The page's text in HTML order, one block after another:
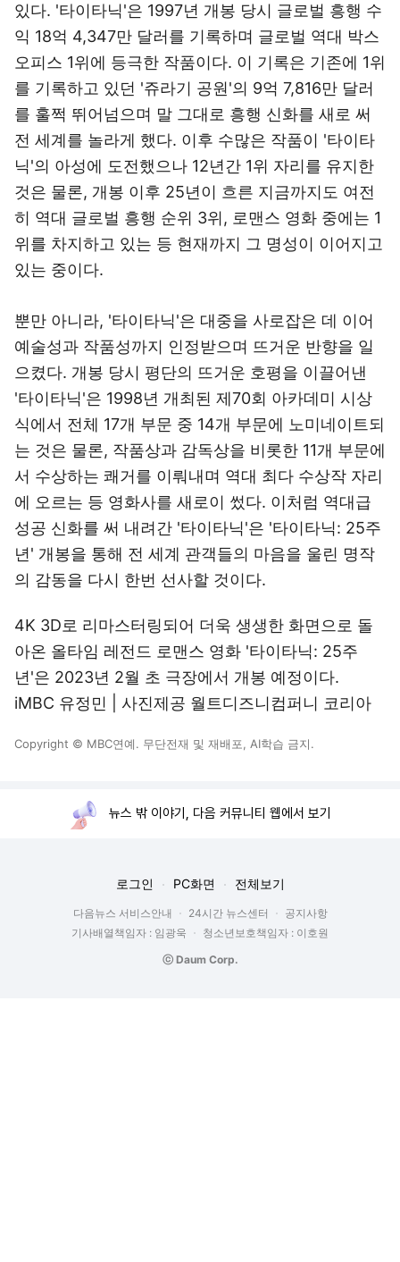
있다. '타이타닉'은 1997년 개봉 당시 글로벌 흥행 수
익 18억 4,347만 달러를 기록하며 글로벌 역대 박스
오피스 1위에 등극한 작품이다. 이 기록은 기존에 1위
를 기록하고 있던 '쥬라기 공원'의 9억 7,816만 달러
를 훌쩍 뛰어넘으며 말 그대로 흥행 신화를 새로 써
전 세계를 놀라게 했다. 이후 수많은 작품이 '타이타
닉'의 아성에 도전했으나 12년간 1위 자리를 유지한
것은 물론, 개봉 이후 25년이 흐른 지금까지도 여전
히 역대 글로벌 흥행 순위 3위, 로맨스 영화 중에는 1
위를 차지하고 있는 등 현재까지 그 명성이 이어지고
있는 중이다.
뿐만 아니라, '타이타닉'은 대중을 사로잡은 데 이어
예술성과 작품성까지 인정받으며 뜨거운 반향을 일
으켰다. 개봉 당시 평단의 뜨거운 호평을 이끌어낸
'타이타닉'은 1998년 개최된 제70회 아카데미 시상
식에서 전체 17개 부문 중 14개 부문에 노미네이트되
는 것은 물론, 작품상과 감독상을 비롯한 11개 부문에
서 수상하는 쾌거를 이뤄내며 역대 최다 수상작 자리
에 오르는 등 영화사를 새로이 썼다. 이처럼 역대급
성공 신화를 써 내려간 '타이타닉'은 '타이타닉: 25주
년' 개봉을 통해 전 세계 관객들의 마음을 울린 명작
의 감동을 다시 한번 선사할 것이다.
4K 3D로 리마스터링되어 더욱 생생한 화면으로 돌
아온 올타임 레전드 로맨스 영화 '타이타닉: 25주
년'은 2023년 2월 초 극장에서 개봉 예정이다.
iMBC 유정민 | 사진제공 월트디즈니컴퍼니 코리아
Copyright © MBC연예. 무단전재 및 재배포, AI학습 금지.
뉴스 밖 이야기, 다음 커뮤니티 웹에서 보기
로그인 PC화면 전체보기
다음뉴스 서비스안내 24시간 뉴스센터
공지사항
기사배열책임자 : 임광욱
청소년보호책임자 : 이호원
ⓒ Daum Corp.